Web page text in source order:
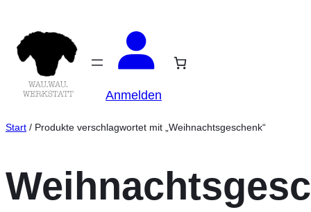
Inhalt
springen
Anmelden
Start / Produkte verschlagwortet mit „Weihnachtsgeschenk“